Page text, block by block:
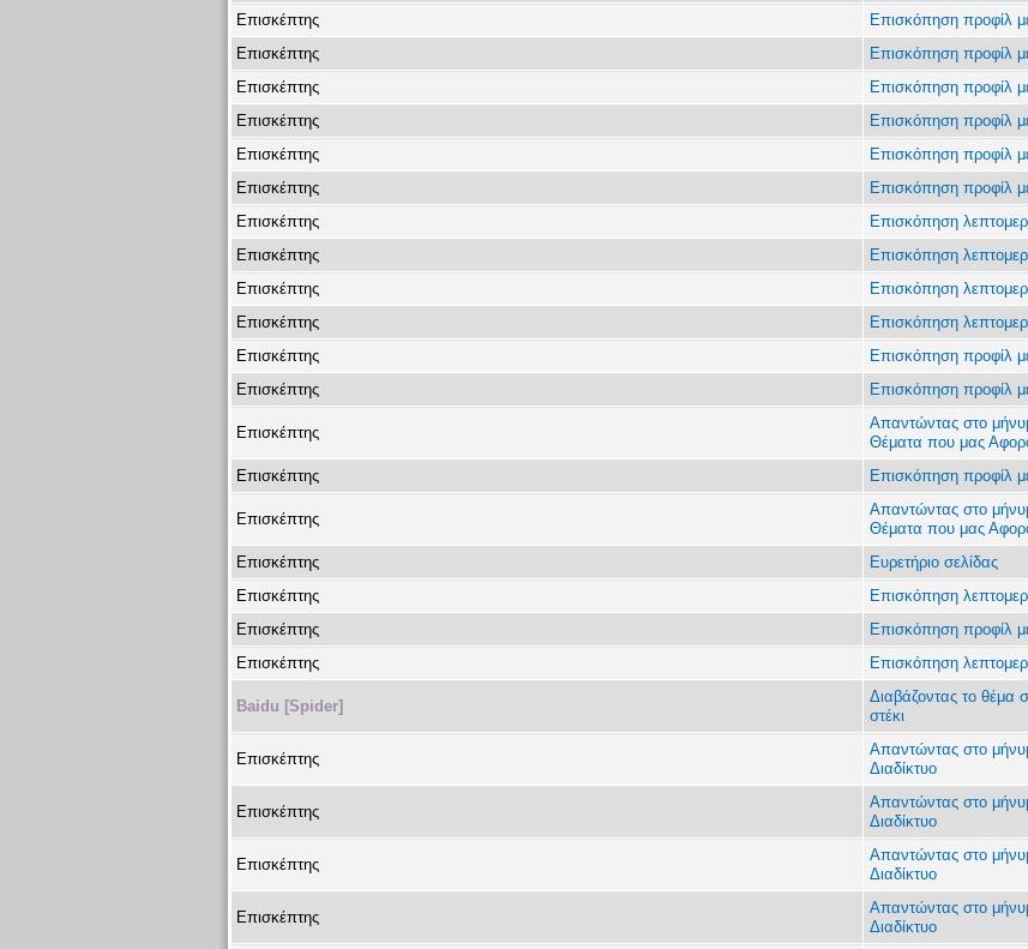
Επισκέπτης Επισκόπηση προφίλ
Επισκέπτης
Επισκόπηση προφίλ
Επισκέπτης
Επισκόπηση προφίλ
Επισκέπτης
Επισκόπηση προφίλ
Επισκέπτης
Επισκόπηση προφίλ
Επισκέπτης
Επισκόπηση προφίλ
Επισκέπτης
Επισκόπηση
Επισκέπτης
Επισκόπηση
Επισκέπτης
Επισκόπηση
Επισκέπτης
Επισκόπηση
Επισκέπτης
Επισκόπηση προφίλ
Επισκέπτης
Επισκόπηση προφίλ
Επισκέπτης
Απαντώντας στο
Θέματα που μας
Επισκέπτης Επισκόπηση προφίλ
Επισκέπτης
Απαντώντας στο
Θέματα που μας
Επισκέπτης Ευρετήριο σελίδας
Επισκέπτης
Επισκόπηση
Επισκέπτης
Επισκόπηση προφίλ
Επισκέπτης
Επισκόπηση
Baidu [Spider]
Διαβάζοντας το θέμα
στέκι
Επισκέπτης
Απαντώντας στο
Διαδίκτυο
Επισκέπτης
Απαντώντας στο
Διαδίκτυο
Επισκέπτης
Απαντώντας στο
Διαδίκτυο
Επισκέπτης
Απαντώντας στο
Διαδίκτυο